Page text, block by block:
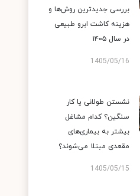
بررسی جدیدترین روش‌ها و
هزینه کاشت ابرو طبیعی
در سال ۱۴۰۵
1405/05/16
نشستن طولانی یا کار
سنگین؟ کدام مشاغل
بیشتر به بیماری‌های
مقعدی مبتلا می‌شوند؟
1405/05/15